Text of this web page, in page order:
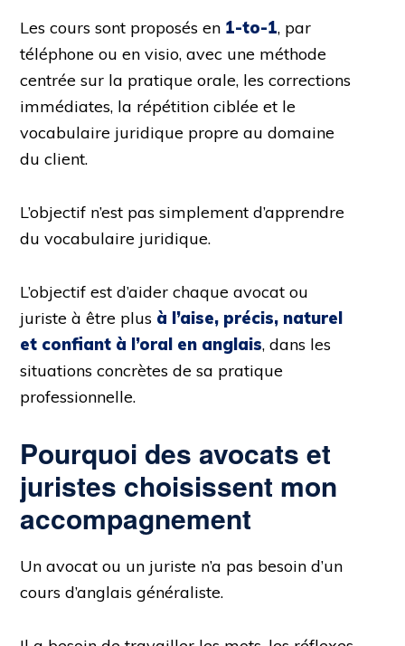
Les cours sont proposés en 1-to-1, par
téléphone ou en visio, avec une méthode
centrée sur la pratique orale, les corrections
immédiates, la répétition ciblée et le
vocabulaire juridique propre au domaine
du client.
L’objectif n’est pas simplement d’apprendre
du vocabulaire juridique.
L’objectif est d’aider chaque avocat ou
juriste à être plus à l’aise, précis, naturel
et confiant à l’oral en anglais, dans les
situations concrètes de sa pratique
professionnelle.
Pourquoi des avocats et
juristes choisissent mon
accompagnement
Un avocat ou un juriste n’a pas besoin d’un
cours d’anglais généraliste.